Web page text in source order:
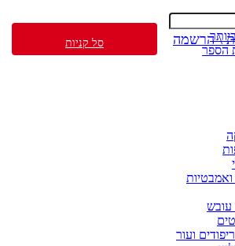
הספר
עובש
ועור
\ הרשמה סל קניות